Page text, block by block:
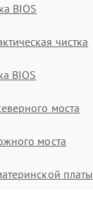
BIOS
чистка
BIOS
моста
моста
платы